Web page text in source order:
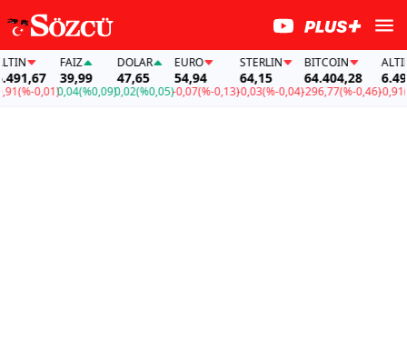
FAİZ
39,99
0,04(%0,09)
DOLAR
47,65
0,02(%0,05)
EURO
54,94
-0,07(%-0,13)
STERLIN
64,15
-0,03(%-0,04)
BITCOIN
64.404,28
-296,77(%-0,46)
ALTIN
6.491,67
-0,91(%-